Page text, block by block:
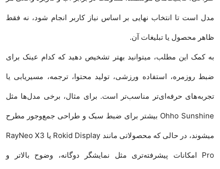
مدل است تا انتخاب نهایی بر اساس نیاز کاربر انجام شود، نه فقط
ظاهر محصول یا تبلیغات آن.
به کمک این مطلب، میتوانید بهتر تشخیص دهید که کدام عینک برای
ضبط روزمره، استفاده ورزشی، تولید محتوا، ترجمه، مسیریابی یا
تجربه‌های حرفه‌ای‌تر مناسب‌تر است. برای مثال، برخی مدل‌ها مثل
Ohho Sunshine بیشتر برای ضبط سبک و طراحی جمع‌وجور مطرح
میشوند، در حالی که محصولاتی مانند Rokid Display یا RayNeo X3
Pro امکانات پیشرفته‌تری مثل نمایشگر دوگانه، وضوح بالاتر و